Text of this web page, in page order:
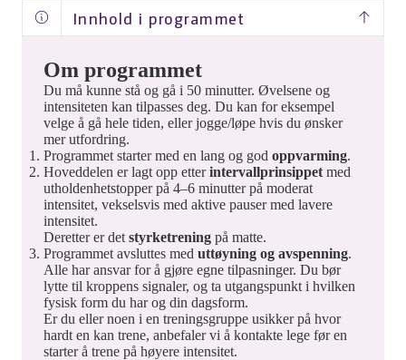
Innhold i programmet
Sang 1: Oppvarming.
Sang 2: Oppvarming.
Sang 3: Oppvarming.
Sang 4: Utholdenhet.
Sang 5: Aktiv pause og styrke.
Sang 6: Utholdenhet.
Sang 7: Utholdenhet.
Sang 8: Nedtrapping og bevegelighet.
Sang 9: Styrke.
Sang 10: Styrke.
Sang 11: Uttøyning.
Sang 12: Avspenning.
Om programmet
Du må kunne stå og gå i 50 minutter. Øvelsene og
intensiteten kan tilpasses deg. Du kan for eksempel
velge å gå hele tiden, eller jogge/løpe hvis du ønsker
mer utfordring.
Programmet starter med en lang og god oppvarming.
Hoveddelen er lagt opp etterintervallprinsippet med
utholdenhetstopper på 4–6 minutter på moderat
intensitet, vekselsvis med aktive pauser med lavere
intensitet.
Deretter er det styrketrening på matte.
Programmet avsluttes med uttøyning og avspenning.
Alle har ansvar for å gjøre egne tilpasninger. Du bør
lytte til kroppens signaler, og ta utgangspunkt i hvilken
fysisk form du har og din dagsform.
Er du eller noen i en treningsgruppe usikker på hvor
hardt en kan trene, anbefaler vi å kontakte lege før en
starter å trene på høyere intensitet.